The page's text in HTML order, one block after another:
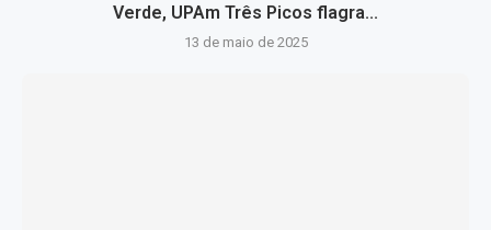
Verde, UPAm Três Picos flagra...
13 de maio de 2025